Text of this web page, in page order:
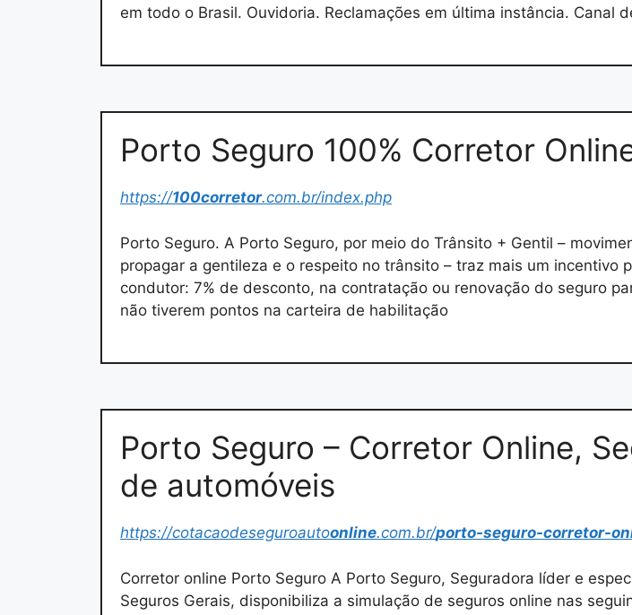
em todo o Brasil. Ouvidoria. Reclamações em última instância. Canal
Porto Seguro 100% Corretor
https://100corretor.com.br/index.php
Porto Seguro. A Porto Seguro, por meio do Trânsito + Gentil –
propagar a gentileza e o respeito no trânsito – traz mais um incentivo
condutor: 7% de desconto, na contratação ou renovação do seguro
não tiverem pontos na carteira de habilitação
Porto Seguro – Corretor Online,
de automóveis
https://cotacaodeseguroautoonline.com.br/porto-seguro-corretor-
Corretor online Porto Seguro A Porto Seguro, Seguradora líder e
Seguros Gerais, disponibiliza a simulação de seguros online nas